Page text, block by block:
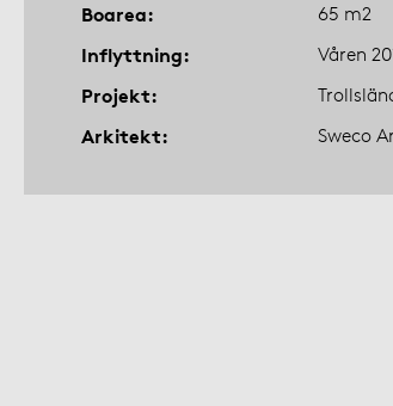
Boarea 65 m2
Inflyttning Våren
Projekt
Arkitekt Sweco